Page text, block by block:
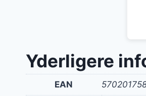
Yderligere
EAN